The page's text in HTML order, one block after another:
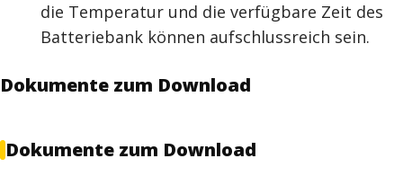
die Temperatur und die verfügbare Zeit des
Batteriebank können aufschlussreich sein.
Dokumente zum Download
Dokumente zum Download